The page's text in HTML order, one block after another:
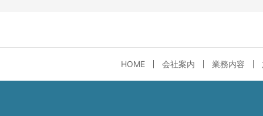
HOME 会社案内 業務内容